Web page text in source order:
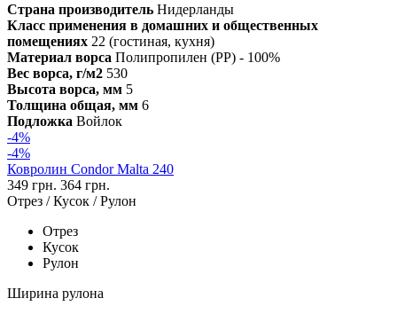
Страна производитель Нидерланды
Класс применения в домашних и общественных
помещениях 22 (гостиная, кухня)
Материал ворса Полипропилен (PP) - 100%
Вес ворса, г/м2 530
Высота ворса, мм 5
Толщина общая, мм 6
Подложка Войлок
-4%
-4%
Ковролин Condor Malta 240
349 грн. 364 грн.
Отрез / Кусок / Рулон
Отрез
Кусок
Рулон
Ширина рулона